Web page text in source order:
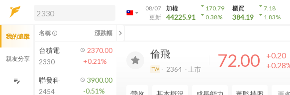
arrow_drop_down
08/07
更新
加權
44225.91
arrow_drop_down170.79
arrow_drop_down0.38%
櫃買
384.19
arrow_drop_down7.18
arrow_drop_down1.83%
解鎖即時行情及進階功能
方案」，即可解鎖以下功能：
即時行情
即時市況與排行
成交金額熱力圖
倫飛
TW 2364 上市 72.00
+0.20
我的追蹤
親友分享
edit_note
名稱 info_outline 漲跌幅 chevron_left
台積電
2330
2370.00
+0.21%
聯發科
2454
3900.00
-0.51%